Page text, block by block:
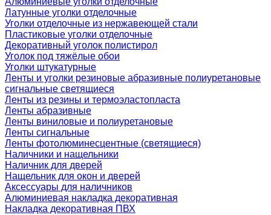
Латунные уголки отделочные
Уголки отделочные из нержавеющей стали
Пластиковые уголки отделочные
Декоративный уголок полистирол
Уголок под тяжёлые обои
Уголки штукатурные
Ленты и уголки резиновые абразивные полиуретановые
сигнальные светящиеся
Ленты из резины и термоэластопласта
Ленты абразивные
Ленты виниловые и полиуретановые
Ленты сигнальные
Ленты фотолюминесцентные (светящиеся)
Наличники и нащельники
Наличник для дверей
Нащельник для окон и дверей
Аксессуары для наличников
Алюминиевая накладка декоративная
Накладка декоративная ПВХ